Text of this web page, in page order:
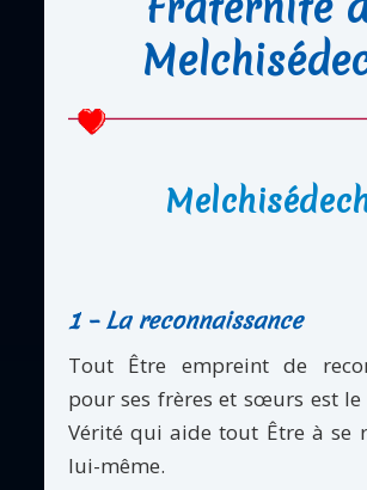
1 – La reconnaissance
Tout Être empreint de
pour ses frères et sœurs est le
Vérité qui aide tout Être à se
lui-même.